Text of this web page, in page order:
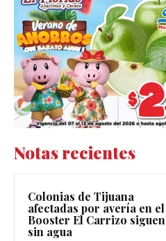
Notas recientes
Colonias de Tijuana
afectadas por avería en el
Booster El Carrizo siguen
sin agua